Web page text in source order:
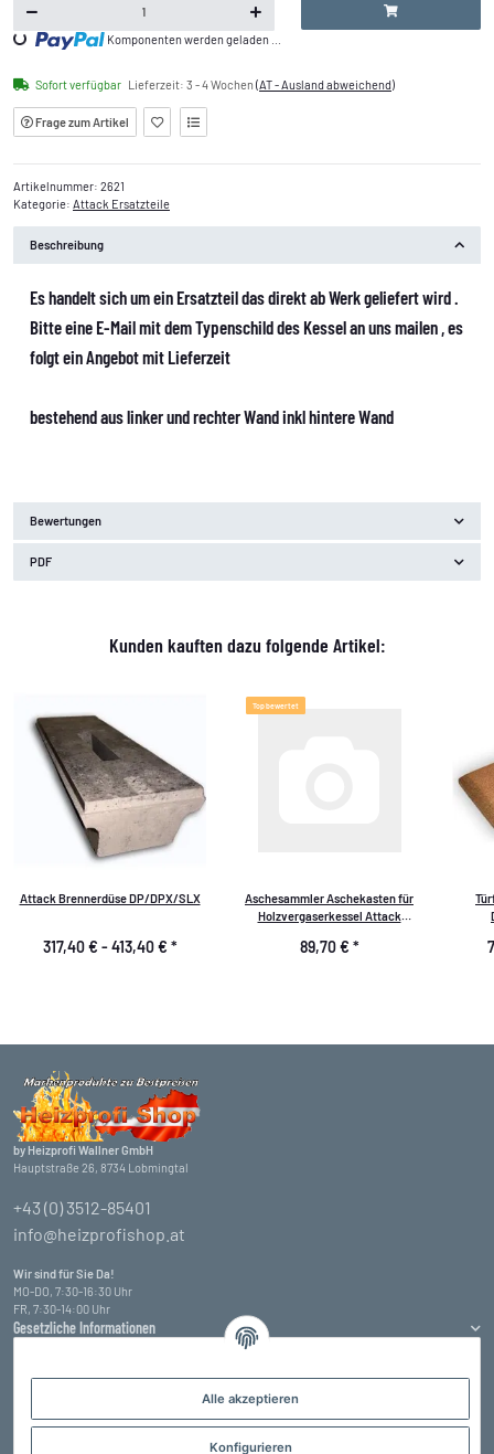
Alle akzeptieren
Konfigurieren
Loading... Komponenten werden geladen ...
Sofort verfügbar Lieferzeit: 3 - 4 Wochen (AT - Ausland abweichend)
Frage zum Artikel
Artikelnummer: 2621
Kategorie: Attack Ersatzteile
Beschreibung
Es handelt sich um ein Ersatzteil das direkt ab Werk geliefert wird .
Bitte eine E-Mail mit dem Typenschild des Kessel an uns mailen , es
folgt ein Angebot mit Lieferzeit
bestehend aus linker und rechter Wand inkl hintere Wand
Bewertungen
PDF
Kunden kauften dazu folgende Artikel:
Attack Brennerdüse DP/DPX/SLX
317,40 € -413,40 € *
Top bewertet
Aschesammler Aschekasten für
Holzvergaserkessel Attack
89,70 € *
by Heizprofi Wallner GmbH
Hauptstraße 26, 8734 Lobmingtal
+43 (0) 3512-85401
info@heizprofishop.at
Wir sind für Sie Da!
MO-DO, 7:30-16:30 Uhr
FR, 7:30-14:00 Uhr
Gesetzliche Informationen
Informationen
Zahlungsarten